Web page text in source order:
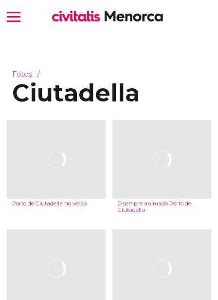
Fotos
Ciutadella
Porto de Ciutadella no verão
O sempre animado Porto de
Ciutadella